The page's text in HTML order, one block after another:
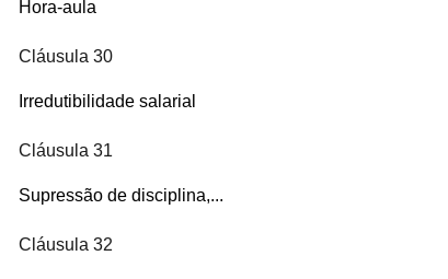
Hora-aula
Cláusula 30
Irredutibilidade salarial
Cláusula 31
Supressão de disciplina,...
Cláusula 32